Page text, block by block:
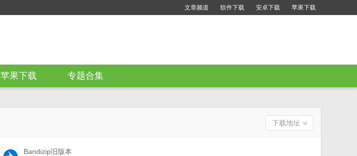
文章频道 软件下载 安卓下载 苹果下载
苹果下载 专题合集
下载地址
Bandizip旧版本